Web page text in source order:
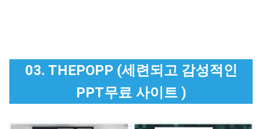
03. THEPOPP (세련되고 감성적인
PPT무료 사이트 )